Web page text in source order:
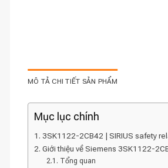
MÔ TẢ CHI TIẾT SẢN PHẨM
Mục lục chính
3SK1122-2CB42 | SIRIUS safety
Giới thiệu về Siemens 3SK1122-
Tổng quan